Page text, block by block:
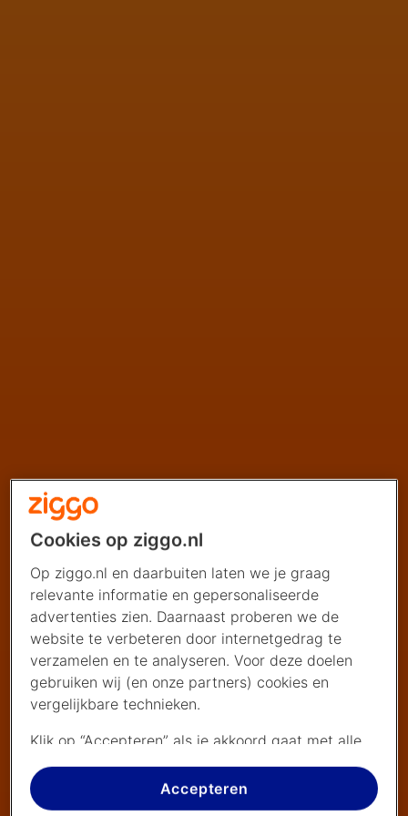
Cookies op ziggo.nl
Op ziggo.nl en daarbuiten laten we je graag
relevante informatie en gepersonaliseerde
advertenties zien. Daarnaast proberen we de
website te verbeteren door internetgedrag te
verzamelen en te analyseren. Voor deze doelen
gebruiken wij (en onze partners) cookies en
vergelijkbare technieken.
Klik op “Accepteren” als je akkoord gaat met alle
cookies. Kies je voor “Nee, liever niet”, dan
plaatsen we alleen strikt noodzakelijke cookies om
de website goed te laten werken. Dat betekent
Accepteren